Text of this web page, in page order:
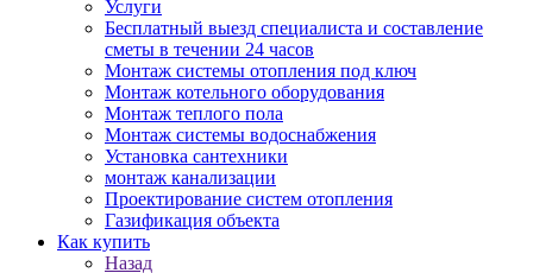
Услуги
Бесплатный выезд специалиста и составление
сметы в течении 24 часов
Монтаж системы отопления под ключ
Монтаж котельного оборудования
Монтаж теплого пола
Монтаж системы водоснабжения
Установка сантехники
монтаж канализации
Проектирование систем отопления
Газификация объекта
Как купить
Назад